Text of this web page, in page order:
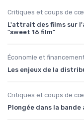
Critiques et coups de
L'attrait des films sur
"sweet 16 film"
Économie et
Les enjeux de la
Critiques et coups de
Plongée dans la